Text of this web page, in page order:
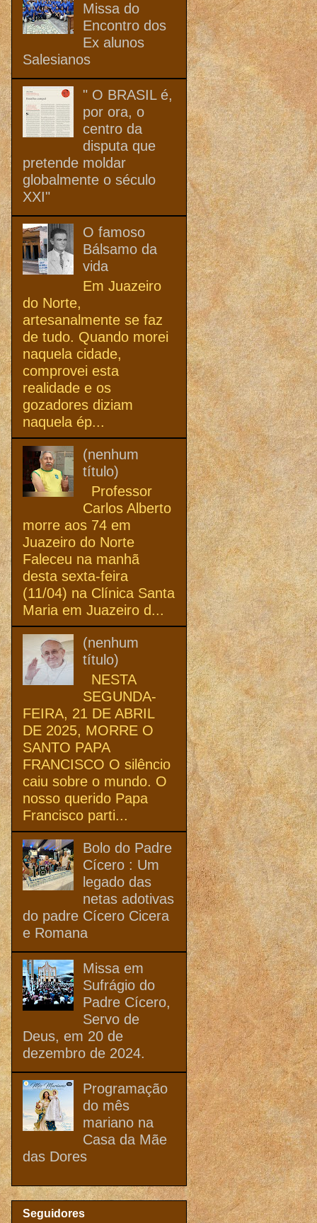
Missa do
Encontro dos
Ex alunos
Salesianos
" O BRASIL é,
por ora, o
centro da
disputa que
pretende moldar
globalmente o século
XXI"
O famoso
Bálsamo da
vida
Em Juazeiro
do Norte,
artesanalmente se faz
de tudo. Quando morei
naquela cidade,
comprovei esta
realidade e os
gozadores diziam
naquela ép...
(nenhum
título)
Professor
Carlos Alberto
morre aos 74 em
Juazeiro do Norte
Faleceu na manhã
desta sexta-feira
(11/04) na Clínica Santa
Maria em Juazeiro d...
(nenhum
título)
NESTA
SEGUNDA-
FEIRA, 21 DE ABRIL
DE 2025, MORRE O
SANTO PAPA
FRANCISCO O silêncio
caiu sobre o mundo. O
nosso querido Papa
Francisco parti...
Bolo do Padre
Cícero : Um
legado das
netas adotivas
do padre Cícero Cicera
e Romana
Missa em
Sufrágio do
Padre Cícero,
Servo de
Deus, em 20 de
dezembro de 2024.
Programação
do mês
mariano na
Casa da Mãe
das Dores
Seguidores